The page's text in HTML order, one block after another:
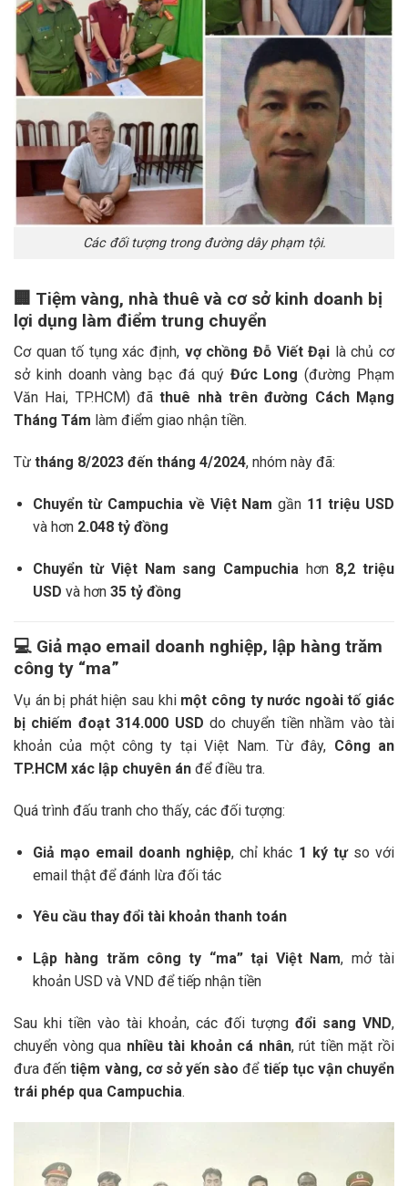
Các đối tượng trong đường dây phạm tội.
🏢 Tiệm vàng, nhà thuê và cơ sở kinh doanh bị
lợi dụng làm điểm trung chuyển
Cơ quan tố tụng xác định, vợ chồng Đỗ Viết Đại là chủ cơ
sở kinh doanh vàng bạc đá quý Đức Long (đường Phạm
Văn Hai, TP.HCM) đãthuê nhà trên đường Cách Mạng
Tháng Tám làm điểm giao nhận tiền.
Từ tháng 8/2023 đến tháng 4/2024, nhóm này đã:
Chuyển từ Campuchia về Việt Nam gần 11 triệu USD
và hơn 2.048 tỷ đồng
Chuyển từ Việt Nam sang Campuchia hơn 8,2 triệu
USD và hơn 35 tỷ đồng
💻 Giả mạo email doanh nghiệp, lập hàng trăm
công ty “ma”
Vụ án bị phát hiện sau khi một công ty nước ngoài tố giác
bị chiếm đoạt 314.000 USD do chuyển tiền nhầm vào tài
khoản của một công ty tại Việt Nam. Từ đây, Công an
TP.HCM xác lập chuyên án để điều tra.
Quá trình đấu tranh cho thấy, các đối tượng:
Giả mạo email doanh nghiệp, chỉ khác 1 ký tựso với
email thật để đánh lừa đối tác
Yêu cầu thay đổi tài khoản thanh toán
Lập hàng trăm công ty “ma” tại Việt Nam, mở tài
khoản USD và VND để tiếp nhận tiền
Sau khi tiền vào tài khoản, các đối tượng đổi sang VND,
chuyển vòng qua nhiều tài khoản cá nhân, rút tiền mặt rồi
đưa đếntiệm vàng, cơ sở yến sào để tiếp tục vận chuyển
trái phép qua Campuchia.